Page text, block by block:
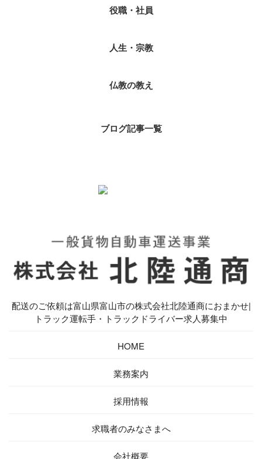
役職・社員
人生・宗教
仏教の教え
ブログ記事一覧
配送のご依頼は富山県富山市の株式会社北陸通商におまかせ|
トラック運転手・トラックドライバー求人募集中
HOME
業務案内
採用情報
求職者のみなさまへ
会社概要